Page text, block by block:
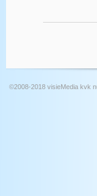
©2008-2018 visieMedia kvk